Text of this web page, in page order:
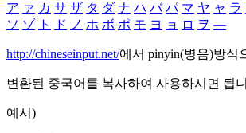
ア ァ カ サ ザ タ ダ ナ ハ バ パ マ ヤ ャ ラ
ソ ゾ ト ド ノ ホ ボ ポ モ ヨ ョ ロ ヲ ―
http://chineseinput.net/에서 pinyin(병음)방식
변환된 중국어를 복사하여 사용하시면 됩
예시)